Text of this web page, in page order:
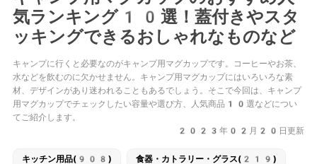
気ランキング10選！蓋付きやスタ
ッキングできるおしゃれなものなど
キャンプに行くと必要なのがキャンプ用マグカップです。コーヒーやお茶、
水などを飲むのに欠かせません。キャンプ用マグカップにはいろいろな素
材、デザインがあり迷われることもあるでしょう。そこで今回は、キャンプ
用マグカップでチェックしたい容量や選び方、人気商品10選などについ
てご紹介します。
2023年02月20日更新
キッチン用品(908) 食器・カトラリー・グラス(219)